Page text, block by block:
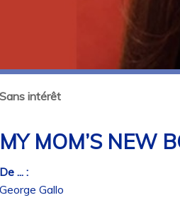
intérêt
MOM’S NEW
... :
Gallo